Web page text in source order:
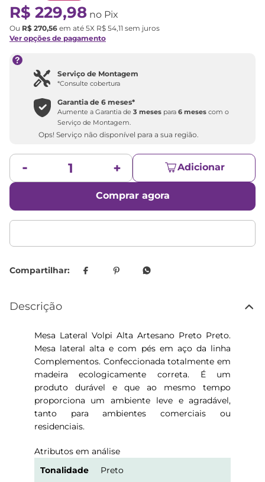
R$ 229,98 no Pix
Ou R$ 270,56 em até 5X R$ 54,11 sem juros
Ver opções de pagamento
Serviço de Montagem
*Consulte cobertura
Garantia de6 meses*
Aumente a Garantia de3 meses para6 meses com o
Serviço de Montagem.
Ops! Serviço não disponível para a sua região.
Adicionar
Comprar agora
Descrição
Mesa Lateral Volpi Alta Artesano Preto Preto.
Mesa lateral alta e com pés em aço da linha
Complementos. Confeccionada totalmente em
madeira ecologicamente correta. É um
produto durável e que ao mesmo tempo
proporciona um ambiente leve e agradável,
tanto para ambientes comerciais ou
residenciais.
Atributos em análise
Tonalidade
Preto